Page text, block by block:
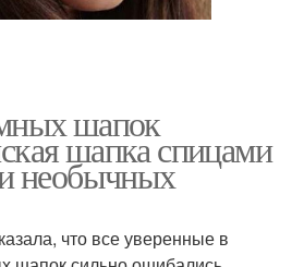
шапок
шапка спицами
необычных
что все уверенные в